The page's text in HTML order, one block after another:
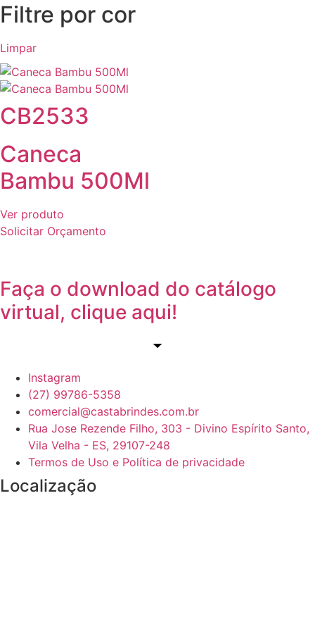
Filtre por cor
Limpar
CB2533
Caneca
Bambu 500Ml
Ver produto
Solicitar Orçamento
Faça o download do catálogo
virtual, clique aqui!
Instagram
(27) 99786-5358
comercial@castabrindes.com.br
Rua Jose Rezende Filho, 303 - Divino Espírito Santo,
Vila Velha - ES, 29107-248
Termos de Uso e Política de privacidade
Localização